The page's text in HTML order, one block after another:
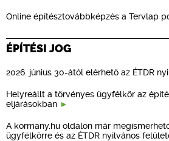
Online építésztovábbképzés a Tervlap
ÉPÍTÉSI JOG
2026. június 30-ától elérhető az ÉTDR
Helyreállt a törvényes ügyfélkör az
eljárásokban
A kormany.hu oldalon már
ügyfélkörre és az ÉTDR nyilvános